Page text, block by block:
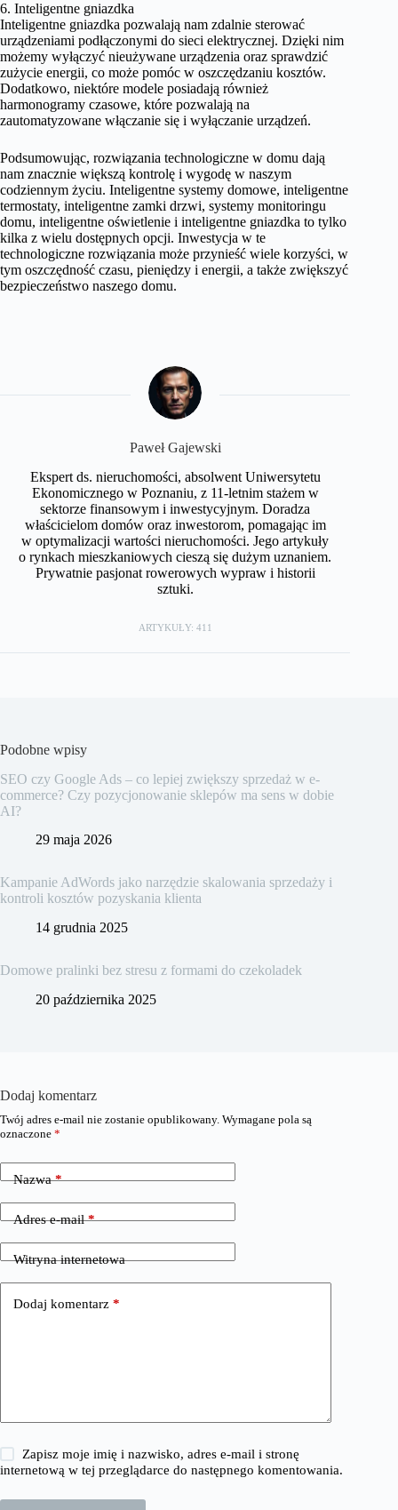
6. Inteligentne gniazdka
Inteligentne gniazdka pozwalają nam zdalnie sterować
urządzeniami podłączonymi do sieci elektrycznej. Dzięki nim
możemy wyłączyć nieużywane urządzenia oraz sprawdzić
zużycie energii, co może pomóc w oszczędzaniu kosztów.
Dodatkowo, niektóre modele posiadają również
harmonogramy czasowe, które pozwalają na
zautomatyzowane włączanie się i wyłączanie urządzeń.
Podsumowując, rozwiązania technologiczne w domu dają
nam znacznie większą kontrolę i wygodę w naszym
codziennym życiu. Inteligentne systemy domowe, inteligentne
termostaty, inteligentne zamki drzwi, systemy monitoringu
domu, inteligentne oświetlenie i inteligentne gniazdka to tylko
kilka z wielu dostępnych opcji. Inwestycja w te
technologiczne rozwiązania może przynieść wiele korzyści, w
tym oszczędność czasu, pieniędzy i energii, a także zwiększyć
bezpieczeństwo naszego domu.
Paweł Gajewski
Ekspert ds. nieruchomości, absolwent Uniwersytetu
Ekonomicznego w Poznaniu, z 11-letnim stażem w
sektorze finansowym i inwestycyjnym. Doradza
właścicielom domów oraz inwestorom, pomagając im
w optymalizacji wartości nieruchomości. Jego artykuły
o rynkach mieszkaniowych cieszą się dużym uznaniem.
Prywatnie pasjonat rowerowych wypraw i historii
sztuki.
ARTYKUŁY: 411
Podobne wpisy
SEO czy Google Ads – co lepiej zwiększy sprzedaż w e-
commerce? Czy pozycjonowanie sklepów ma sens w dobie
AI?
29 maja 2026
Kampanie AdWords jako narzędzie skalowania sprzedaży i
kontroli kosztów pozyskania klienta
14 grudnia 2025
Domowe pralinki bez stresu z formami do czekoladek
20 października 2025
Dodaj komentarz
Twój adres e-mail nie zostanie opublikowany. Wymagane pola są
oznaczone *
Nazwa*
Adres e-mail*
Witryna internetowa
Dodaj komentarz *
Zapisz moje imię i nazwisko, adres e-mail i stronę
internetową w tej przeglądarce do następnego komentowania.